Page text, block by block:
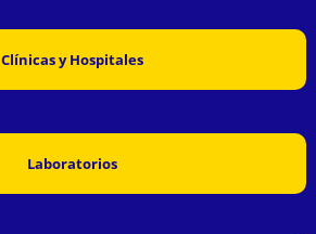
Clínicas y Hospitales
Laboratorios